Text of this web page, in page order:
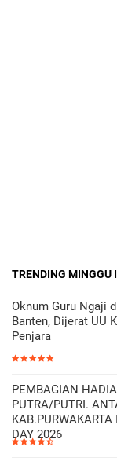
TRENDING MINGGU
Oknum Guru Ngaji
Banten, Dijerat UU
Penjara
PEMBAGIAN
PUTRA/PUTRI.
DAY 2026